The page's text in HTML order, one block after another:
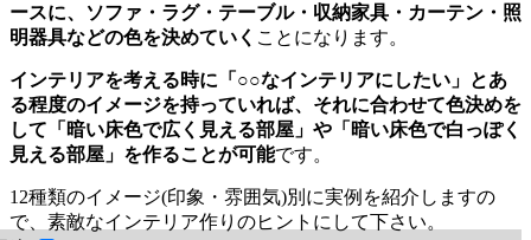
ースに、ソファ・ラグ・テーブル・収納家具・カーテン・照
明器具などの色を決めていく ことになります。
インテリアを考える時に「○○なインテリアにしたい」とあ
る程度のイメージを持っていれば、それに合わせて色決めを
して「暗い床色で広く見える部屋」や「暗い床色で白っぽく
見える部屋」を作ることが可能です。
12種類のイメージ(印象・雰囲気)別に実例を紹介しますの
で、素敵なインテリア作りのヒントにして下さい。